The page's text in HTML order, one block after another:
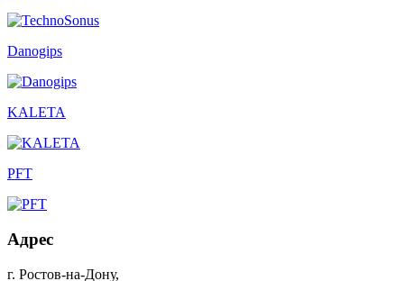
Danogips
KALETA
PFT
Адрес
г. Ростов-на-Дону,